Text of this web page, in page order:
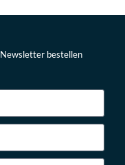
Newsletter bestellen